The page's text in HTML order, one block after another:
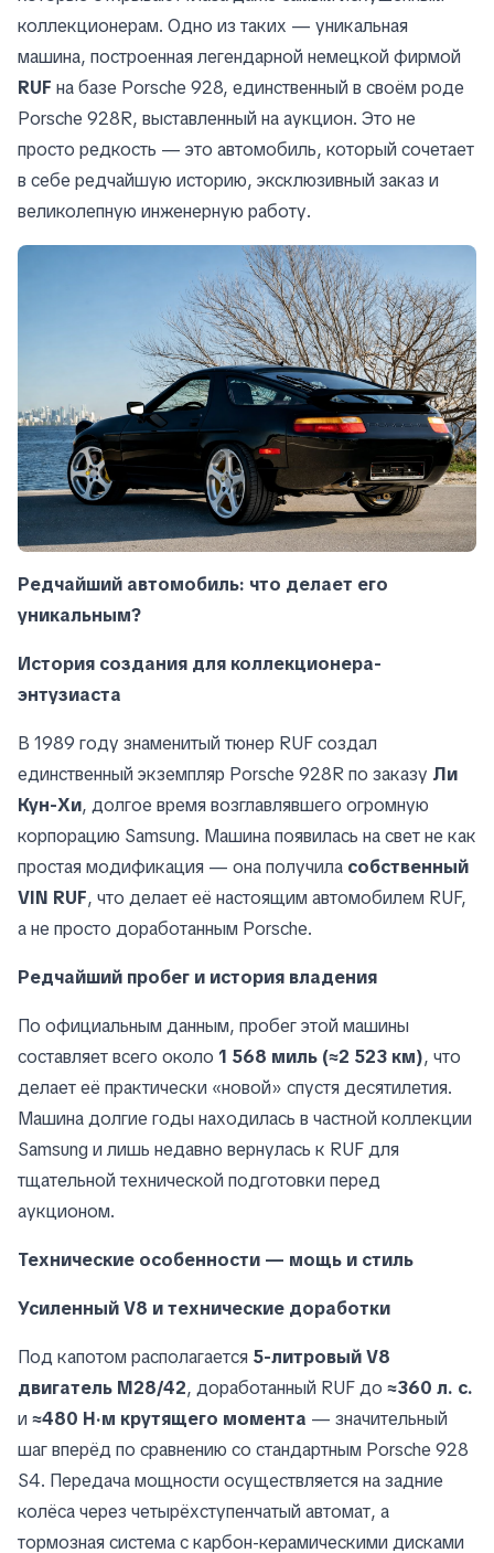
коллекционерам. Одно из таких — уникальная
машина, построенная легендарной немецкой фирмой
RUF на базе Porsche 928, единственный в своём роде
Porsche 928R, выставленный на аукцион. Это не
просто редкость — это автомобиль, который сочетает
в себе редчайшую историю, эксклюзивный заказ и
великолепную инженерную работу.
Редчайший автомобиль: что делает его
уникальным?
История создания для коллекционера-
энтузиаста
В 1989 году знаменитый тюнер RUF создал
единственный экземпляр Porsche 928R по заказу Ли
Кун-Хи, долгое время возглавлявшего огромную
корпорацию Samsung. Машина появилась на свет не как
простая модификация — она получила собственный
VIN RUF, что делает её настоящим автомобилем RUF,
а не просто доработанным Porsche.
Редчайший пробег и история владения
По официальным данным, пробег этой машины
составляет всего около 1 568 миль (≈2 523 км), что
делает её практически «новой» спустя десятилетия.
Машина долгие годы находилась в частной коллекции
Samsung и лишь недавно вернулась к RUF для
тщательной технической подготовки перед
аукционом.
Технические особенности — мощь и стиль
Усиленный V8 и технические доработки
Под капотом располагается 5-литровый V8
двигатель M28/42, доработанный RUF до ≈360 л. с.
и ≈480 Н·м крутящего момента — значительный
шаг вперёд по сравнению со стандартным Porsche 928
S4. Передача мощности осуществляется на задние
колёса через четырёхступенчатый автомат, а
тормозная система с карбон-керамическими дисками